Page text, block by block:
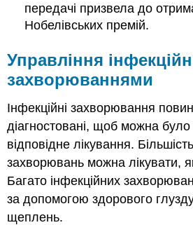
передачі призвела до
Нобелівських премій.
Управління
захворюваннями
Інфекційні захворювання
діагностовані, щоб можна було
відповідне лікування.
захворювань можна лікувати,
Багато інфекційних
за допомогою здорового
щеплень.